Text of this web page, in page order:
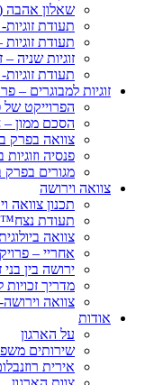
שאלון אהבה
תעודת
תעודת זוגיות
זוגיות שניה –
תעודת
זוגיות למבוגרים –
הפרוייקט
הסכם ממון
צוואה בפרק
פנסיה
מגורים בפרק
צוואה וירושה
תכנון צוואה
תעודת נצח™
צוואה
אחריי –
ירושה בין בני
מדריך זכויות
צוואה
אודות
על הארגון
שירותים
אירית